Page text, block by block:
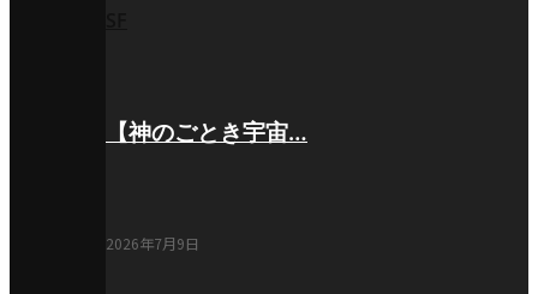
【神のごとき宇宙…
2026年7月9日